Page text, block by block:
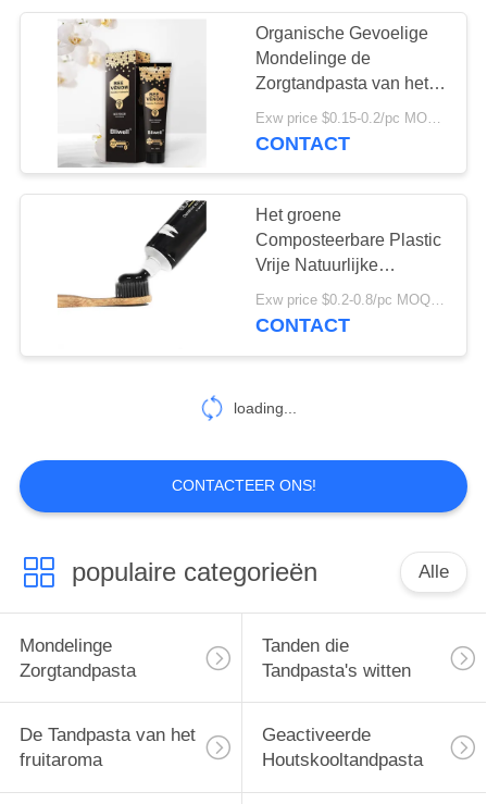
Tanden die
Tabletten witten
42
Mondelinge
25
Mondelinge
Zorgtandenborstels
88
Organische Gevoelige
Mondelinge de
Zorgtandpasta van het
Bijenvergift voor Slechte
adem en Gele Tanden
Exw price $0.15-0.2/pc MOQ:500pcs-30000pcs
CONTACT
Het groene
Composteerbare Plastic
Vrije Natuurlijke
Embleem van de de
Tandenborsteldouane
Exw price $0.2-0.8/pc MOQ:100pcs
CONTACT
loading...
CONTACTEER ONS!
populaire categorieën Alle
Mondelinge
Zorgtandpasta
Tanden die
Tandpasta's witten
De Tandpasta van het
fruitaroma
Geactiveerde
Houtskooltandpasta